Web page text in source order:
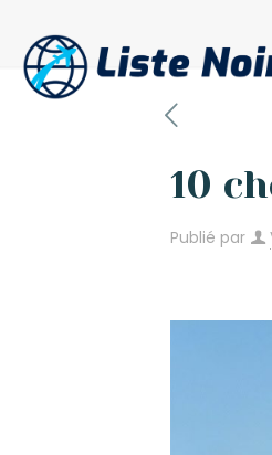
10
Publié par